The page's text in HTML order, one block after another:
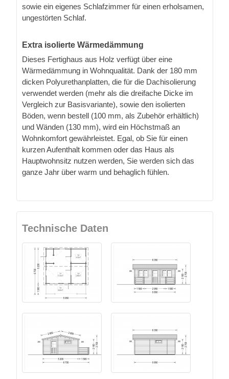
sowie ein eigenes Schlafzimmer für einen erholsamen,
ungestörten Schlaf.
Extra isolierte Wärmedämmung
Dieses Fertighaus aus Holz verfügt über eine
Wärmedämmung in Wohnqualität. Dank der 180 mm
dicken Polyurethanplatten, die für die Dachisolierung
verwendet werden (mehr als die dreifache Dicke im
Vergleich zur Basisvariante), sowie den isolierten
Böden, wenn bestell (100 mm, als Zubehör erhältlich)
und Wänden (130 mm), wird ein Höchstmaß an
Wohnkomfort gewährleistet. Egal, ob Sie für einen
kurzen Aufenthalt kommen oder das Haus als
Hauptwohnsitz nutzen werden, Sie werden sich das
ganze Jahr über warm und behaglich fühlen.
Technische Daten